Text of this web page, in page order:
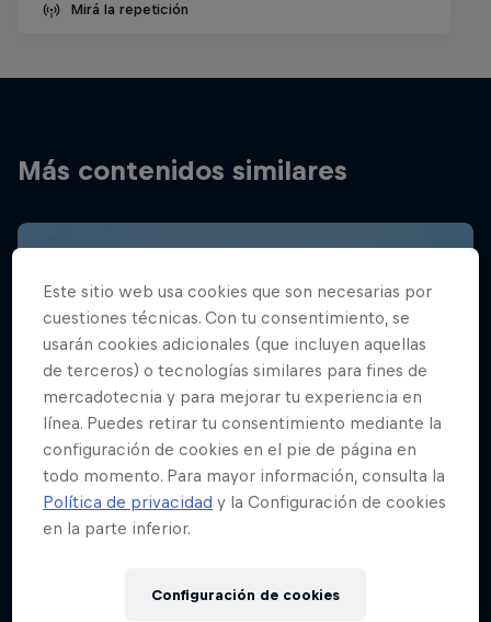
Mirá la repetición
Más contenidos similares
Este sitio web usa cookies que son necesarias por
cuestiones técnicas. Con tu consentimiento, se
usarán cookies adicionales (que incluyen aquellas
de terceros) o tecnologías similares para fines de
mercadotecnia y para mejorar tu experiencia en
línea. Puedes retirar tu consentimiento mediante la
configuración de cookies en el pie de página en
todo momento. Para mayor información, consulta la
Política de privacidad y la Configuración de cookies
en la parte inferior.
Configuración de cookies